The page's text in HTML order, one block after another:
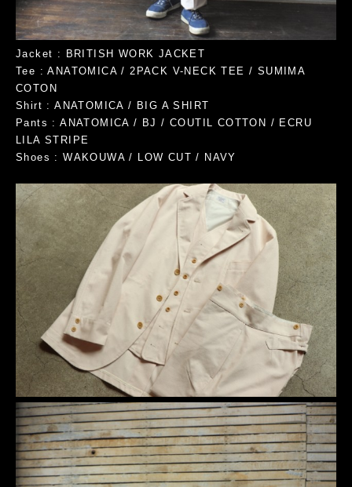
Jacket : BRITISH WORK JACKET
Tee : ANATOMICA / 2PACK V-NECK TEE / SUMIMA
COTON
Shirt : ANATOMICA / BIG A SHIRT
Pants : ANATOMICA / BJ / COUTIL COTTON / ECRU
LILA STRIPE
Shoes : WAKOUWA / LOW CUT / NAVY